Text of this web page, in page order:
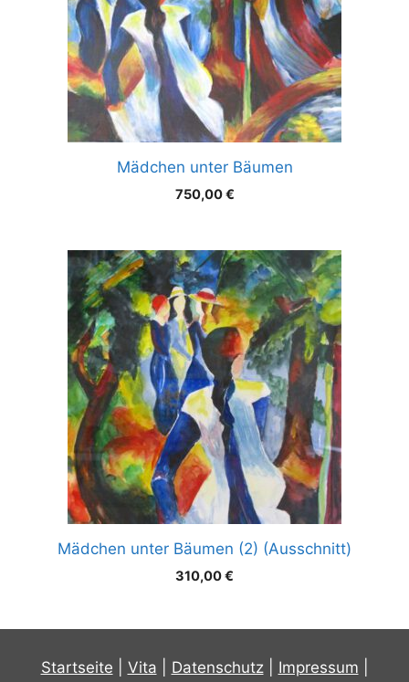
Mädchen unter Bäumen
750,00€
Mädchen unter Bäumen (2) (Ausschnitt)
310,00€
Startseite Vita Datenschutz Impressum